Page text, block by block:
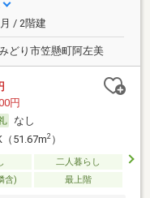
/ 2階建
どり市笠懸町阿左美
円
なし
51.67m2）
二人暮らし
含) 最上階